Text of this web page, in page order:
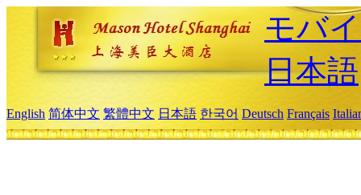
モバ
日本語
English 简体中文 繁體中文 日本語 한국어 Deutsch Français